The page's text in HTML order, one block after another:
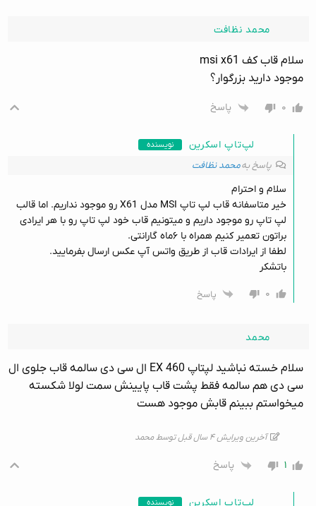
محمد نظافت
سلام قاب کف msi x61
موجود دارید بزرگوار؟
۰ پاسخ
لپ‌تاپ اسکرین نویسنده
پاسخ بهمحمد نظافت
سلام و احترام
خیر متاسفانه قاب لپ تاپ MSI مدل X61 رو موجود نداریم. اما قالب
لپ تاپ رو موجود داریم و میتونیم قاب خود لپ تاپ رو با هر ایرادی
براتون تعمیر کنیم همراه با ۶ماه گارانتی.
لطفا از ایرادات قاب از طریق واتس آپ عکس ارسال بفرمایید.
باتشکر
۰
پاسخ
محمد
سلام خسته نباشید لپتاپ EX 460 ال سی دی سالمه قاب جلوی ال
سی دی هم سالمه فقط پشت قاب پایینش سمت لولا شکسته
میخواستم ببینم قابش موجود هست
آخرین ویرایش ۴ سال قبل توسط محمد
۱ پاسخ
لپ‌تاپ اسکرین نویسنده